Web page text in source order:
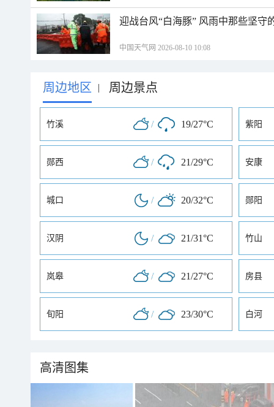
迎战台风“白海豚” 风雨中那些坚守
中国天气网 2026-08-10 10:08
周边地区 | 周边景点
竹溪 / 19/27°C 紫阳
郧西 / 21/29°C 安康
城口 / 20/32°C 郧阳
汉阴 / 21/31°C 竹山
岚皋 / 21/27°C 房县
旬阳 / 23/30°C 白河
高清图集